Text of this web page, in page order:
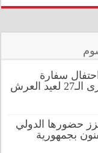
سفارة
العرش
حضورها الدولي
بجمهورية